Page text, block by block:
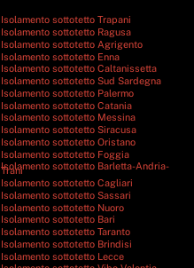
Isolamento sottotetto Trapani
Isolamento sottotetto Ragusa
Isolamento sottotetto Agrigento
Isolamento sottotetto Enna
Isolamento sottotetto Caltanissetta
Isolamento sottotetto Sud Sardegna
Isolamento sottotetto Palermo
Isolamento sottotetto Catania
Isolamento sottotetto Messina
Isolamento sottotetto Siracusa
Isolamento sottotetto Oristano
Isolamento sottotetto Foggia
Isolamento sottotetto Barletta-Andria-
Trani
Isolamento sottotetto Cagliari
Isolamento sottotetto Sassari
Isolamento sottotetto Nuoro
Isolamento sottotetto Bari
Isolamento sottotetto Taranto
Isolamento sottotetto Brindisi
Isolamento sottotetto Lecce